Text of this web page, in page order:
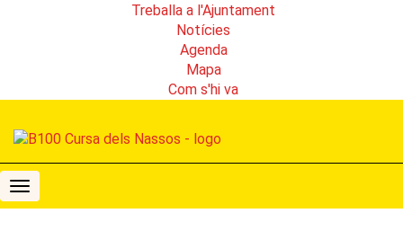
Treballa a l'Ajuntament
Notícies
Agenda
Mapa
Com s'hi va
B100
Cursa